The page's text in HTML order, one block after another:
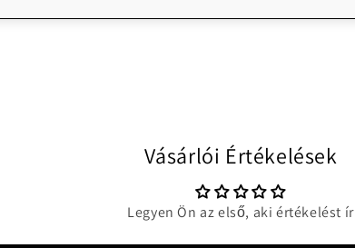
Vásárlói Értékelések
Legyen Ön az első, aki értékelést ír